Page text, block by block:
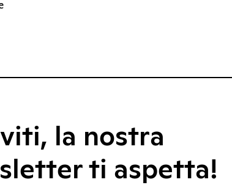
la nostra
ti aspetta!